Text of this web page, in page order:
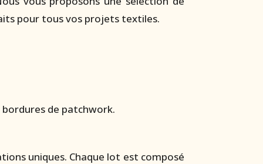
pour tous vos projets textiles.
de patchwork.
uniques. Chaque lot est composé